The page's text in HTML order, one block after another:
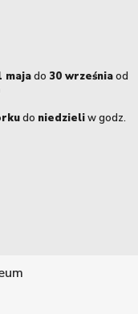
majado 30 wrześniaod
do niedzieliw godz.